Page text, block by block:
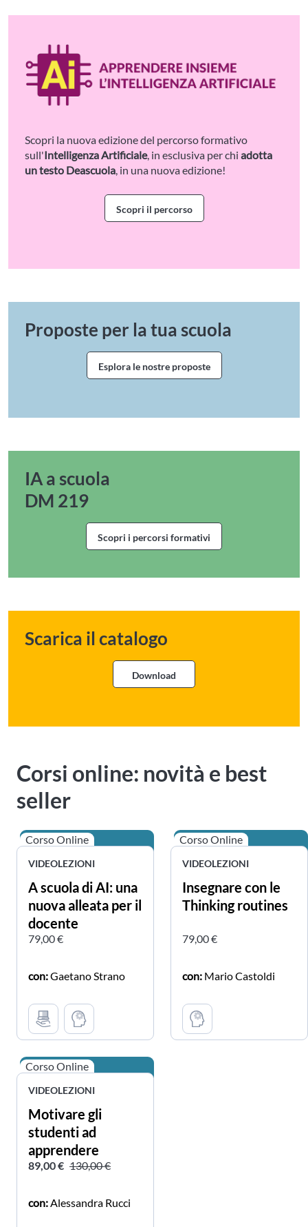
Scopri la nuova edizione del percorso formativo
sull'Intelligenza Artificiale, in esclusiva per chi adotta
un testo Deascuola, in una nuova edizione!
Scopri il percorsoVai alla pagina del percorso AI:
Proposte per la tua scuola
Esplora le nostre proposte
Esplora le proposte formative
IA a scuola
DM 219
Scopri i percorsi formativiVai ai percorsi formativi per il
Scarica il catalogo
DownloadScarica il catalogo dell'offerta
Corsi online: novità e best
seller
Corso Online
VIDEOLEZIONI
A scuola di AI: una
nuova alleata per il
docente
79,00 €
con:Gaetano Strano
Corso Online
VIDEOLEZIONI
Insegnare con le
Thinking routines
79,00 €
con: Mario Castoldi
Corso Online
VIDEOLEZIONI
Motivare gli
studenti ad
apprendere
89,00 € 130,00 €
con:Alessandra Rucci